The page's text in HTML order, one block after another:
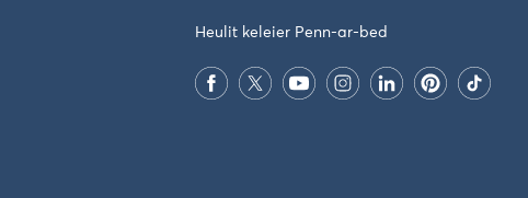
Heulit keleier Penn-ar-bed